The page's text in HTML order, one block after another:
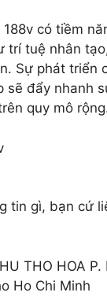
có tiềm
trí tuệ nhân
Sự phát triển
sẽ đẩy nhanh
quy mô
tin gì, bạn cứ
THO HOA
Ho Chi Minh